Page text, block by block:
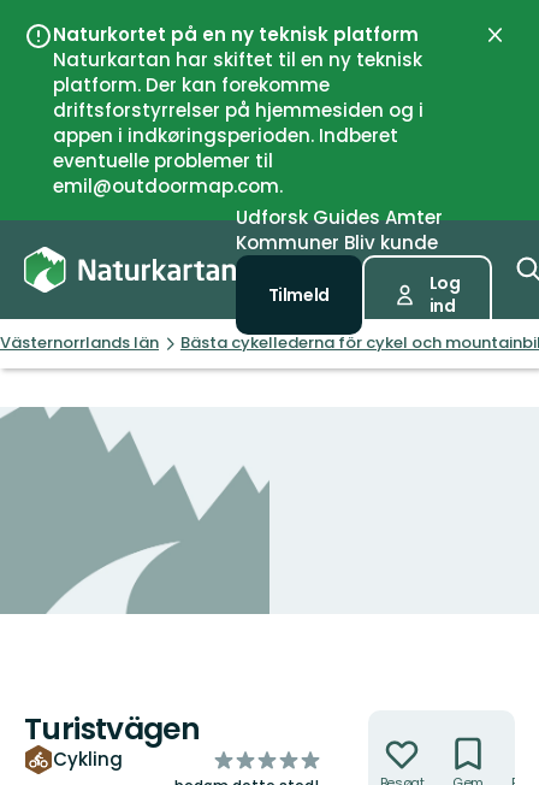
Naturkortet på en ny teknisk platform
Naturkartan har skiftet til en ny teknisk
platform. Der kan forekomme
driftsforstyrrelser på hjemmesiden og i
appen i indkøringsperioden. Indberet
eventuelle problemer til
emil@outdoormap.com.
Luk
UdforskGuidesAmter
Kommuner Bliv kunde
Tilmeld
Log
ind
Västernorrlands län Bästa cykellederna för cykel och
Turistvägen
Cykling
ud